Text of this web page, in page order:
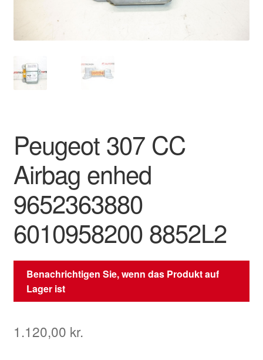
Min Konto
Om os
Peugeot 307 CC
Airbag enhed
9652363880
6010958200 8852L2
Benachrichtigen Sie, wenn das Produkt auf
Lager ist
1.120,00 kr.